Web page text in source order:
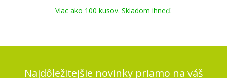
Viac ako 100 kusov. Skladom ihneď.
Najdôležitejšie novinky priamo na váš